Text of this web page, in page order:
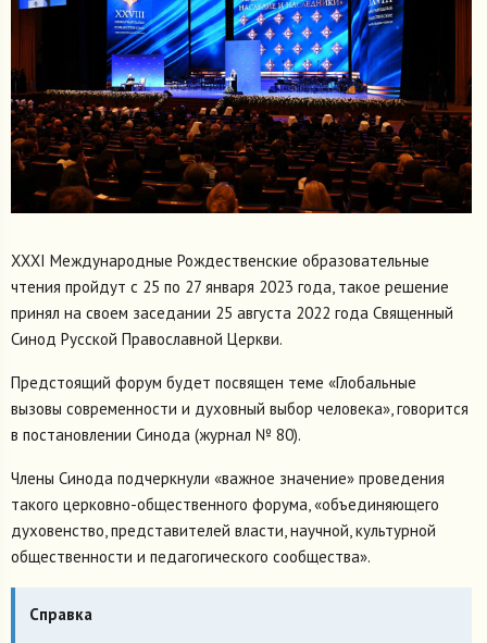
XXXI Международные Рождественские образовательные
чтения пройдут с 25 по 27 января 2023 года, такое решение
принял на своем заседании 25 августа 2022 года Священный
Синод Русской Православной Церкви.
Предстоящий форум будет посвящен теме «Глобальные
вызовы современности и духовный выбор человека», говорится
в постановлении Синода (журнал № 80).
Члены Синода подчеркнули «важное значение» проведения
такого церковно-общественного форума, «объединяющего
духовенство, представителей власти, научной, культурной
общественности и педагогического сообщества».
Справка